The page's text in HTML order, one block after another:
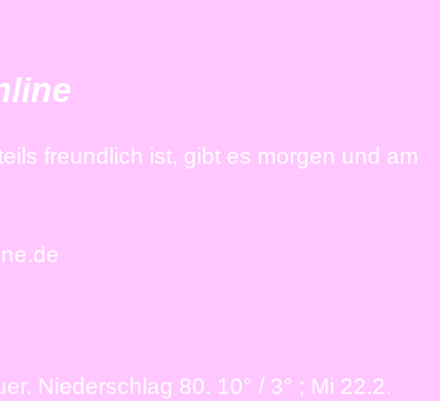
freundlich ist, gibt es morgen und am
Niederschlag 80. 10° / 3° ; Mi 22.2.